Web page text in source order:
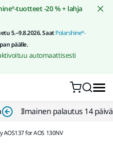
Siirry sisältöön
tuotteet -20 % + lahja
5.–9.8.2026. SaatPolarshine®-
päälle.
automaattisesti
Ilmainen palautus 14
AOS137 for AOS 130NV